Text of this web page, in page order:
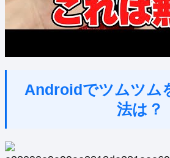
Androidでツムツム
法は？